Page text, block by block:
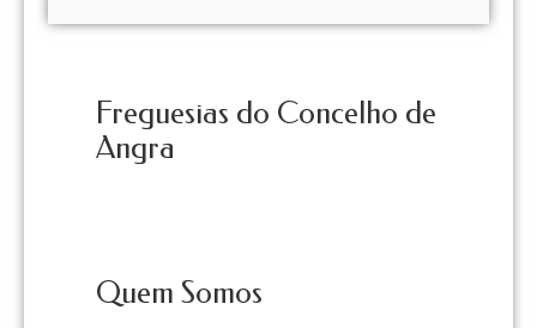
Freguesias do Concelho de
Angra
Quem Somos